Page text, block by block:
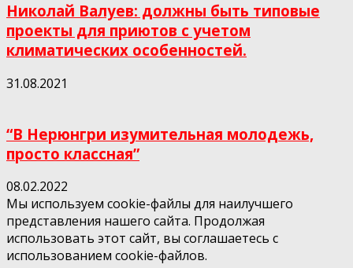
Николай Валуев: должны быть типовые
проекты для приютов с учетом
климатических особенностей.
31.08.2021
“В Нерюнгри изумительная молодежь,
просто классная”
08.02.2022
Мы используем cookie-файлы для наилучшего
представления нашего сайта. Продолжая
использовать этот сайт, вы соглашаетесь с
использованием cookie-файлов.